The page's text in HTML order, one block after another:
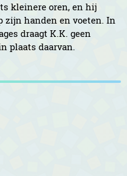
kleinere oren, en hij
zijn handen en voeten. In
draagt K.K. geen
plaats daarvan.